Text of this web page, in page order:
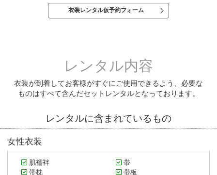
衣装レンタル仮予約フォーム
レンタル内容
衣装が到着してお客様がすぐにご使用できるよう、必要な
ものはすべて含んだセットレンタルとなっております。
レンタルに含まれているもの
女性衣装
肌襦袢
帯
帯枕
帯板